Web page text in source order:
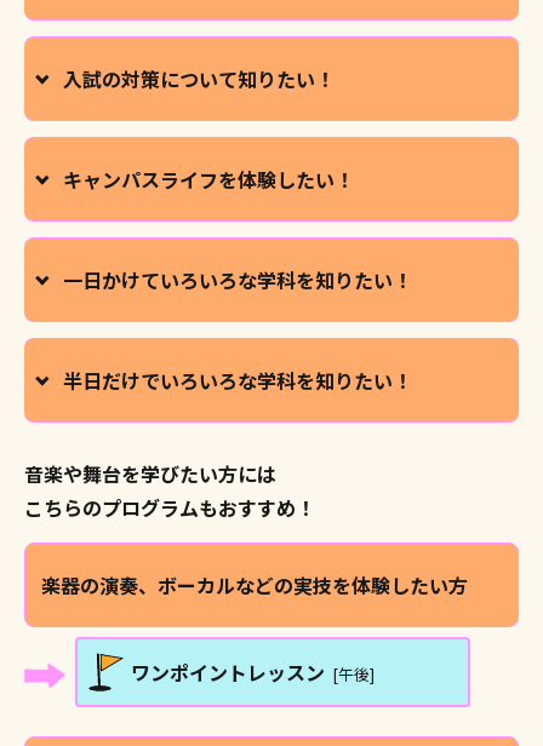
入試の対策について知りたい！
キャンパスライフを体験したい！
一日かけていろいろな学科を知りたい！
半日だけでいろいろな学科を知りたい！
音楽や舞台を学びたい方には
こちらのプログラムもおすすめ！
楽器の演奏、ボーカルなどの実技を体験したい方
ワンポイントレッスン [午後]